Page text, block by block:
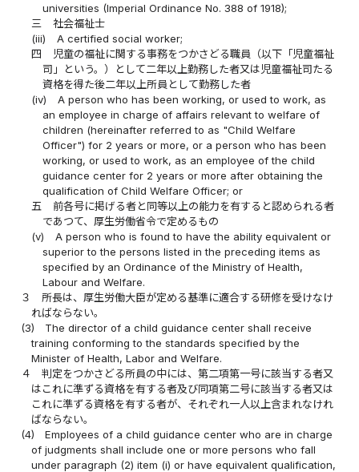
universities (Imperial Ordinance No. 388 of 1918);
三
社会福祉士
(iii)
A certified social worker;
四
児童の福祉に関する事務をつかさどる職員（以下「児童福祉
司」という。）として二年以上勤務した者又は児童福祉司たる
資格を得た後二年以上所員として勤務した者
(iv)
A person who has been working, or used to work, as
an employee in charge of affairs relevant to welfare of
children (hereinafter referred to as "Child Welfare
Officer") for 2 years or more, or a person who has been
working, or used to work, as an employee of the child
guidance center for 2 years or more after obtaining the
qualification of Child Welfare Officer; or
五
前各号に掲げる者と同等以上の能力を有すると認められる者
であつて、厚生労働省令で定めるもの
(v)
A person who is found to have the ability equivalent or
superior to the persons listed in the preceding items as
specified by an Ordinance of the Ministry of Health,
Labour and Welfare.
３
所長は、厚生労働大臣が定める基準に適合する研修を受けなけ
ればならない。
(3)
The director of a child guidance center shall receive
training conforming to the standards specified by the
Minister of Health, Labor and Welfare.
４
判定をつかさどる所員の中には、第二項第一号に該当する者又
はこれに準ずる資格を有する者及び同項第二号に該当する者又は
これに準ずる資格を有する者が、それぞれ一人以上含まれなけれ
ばならない。
(4)
Employees of a child guidance center who are in charge
of judgments shall include one or more persons who fall
under paragraph (2) item (i) or have equivalent qualification,